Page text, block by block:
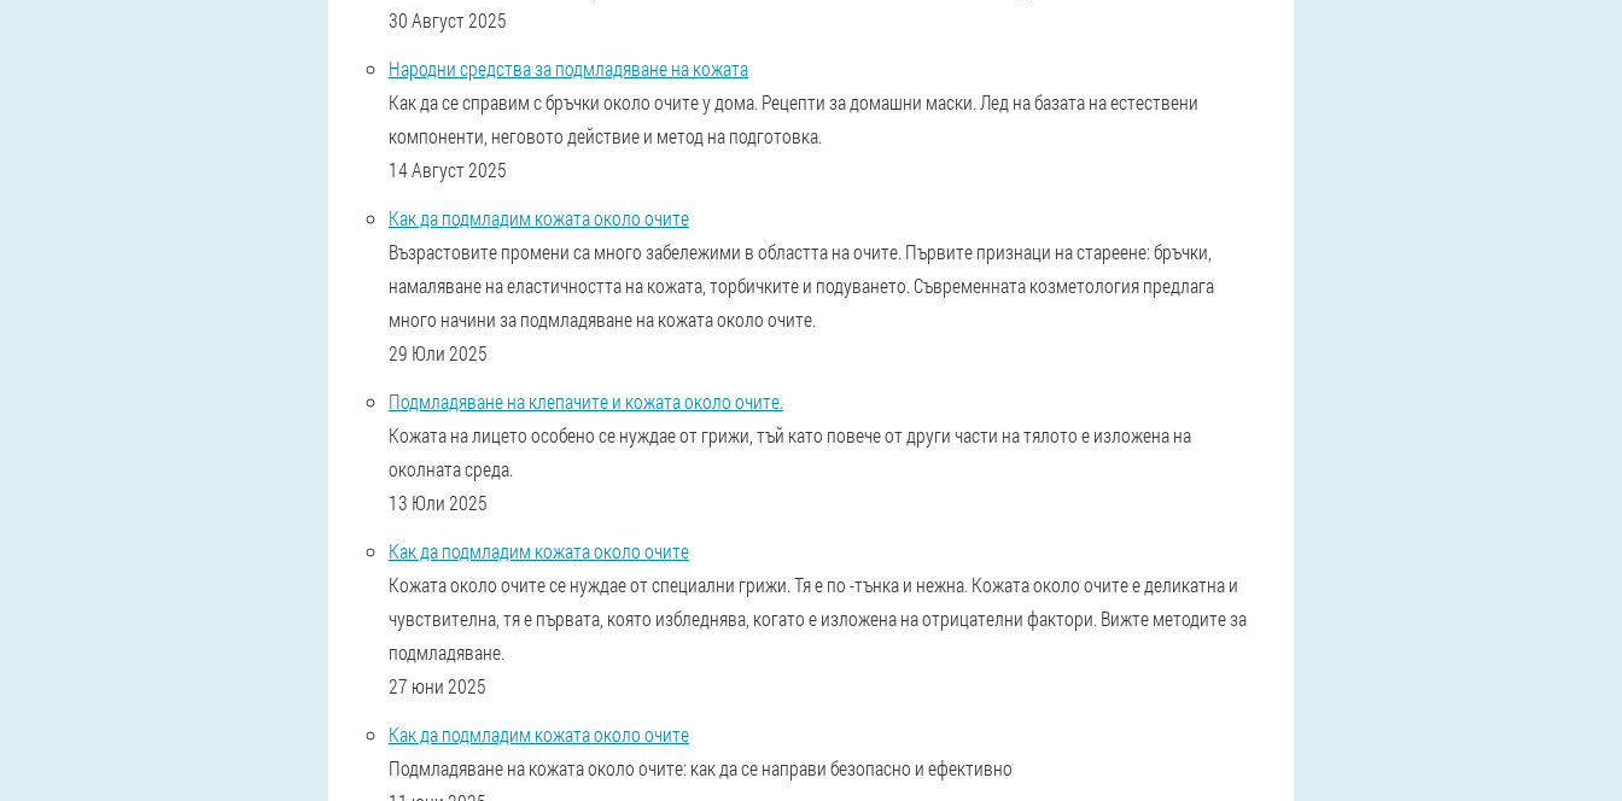
30 Август 2025
Народни средства за подмладяване на кожата
Как да се справим с бръчки около очите у дома. Рецепти за домашни маски. Лед на базата на естествени
компоненти, неговото действие и метод на подготовка.
14 Август 2025
Как да подмладим кожата около очите
Възрастовите промени са много забележими в областта на очите. Първите признаци на стареене: бръчки,
намаляване на еластичността на кожата, торбичките и подуването. Съвременната козметология предлага
много начини за подмладяване на кожата около очите.
29 Юли 2025
Подмладяване на клепачите и кожата около очите.
Кожата на лицето особено се нуждае от грижи, тъй като повече от други части на тялото е изложена на
околната среда.
13 Юли 2025
Как да подмладим кожата около очите
Кожата около очите се нуждае от специални грижи. Тя е по -тънка и нежна. Кожата около очите е деликатна и
чувствителна, тя е първата, която избледнява, когато е изложена на отрицателни фактори. Вижте методите за
подмладяване.
27 юни 2025
Как да подмладим кожата около очите
Подмладяване на кожата около очите: как да се направи безопасно и ефективно